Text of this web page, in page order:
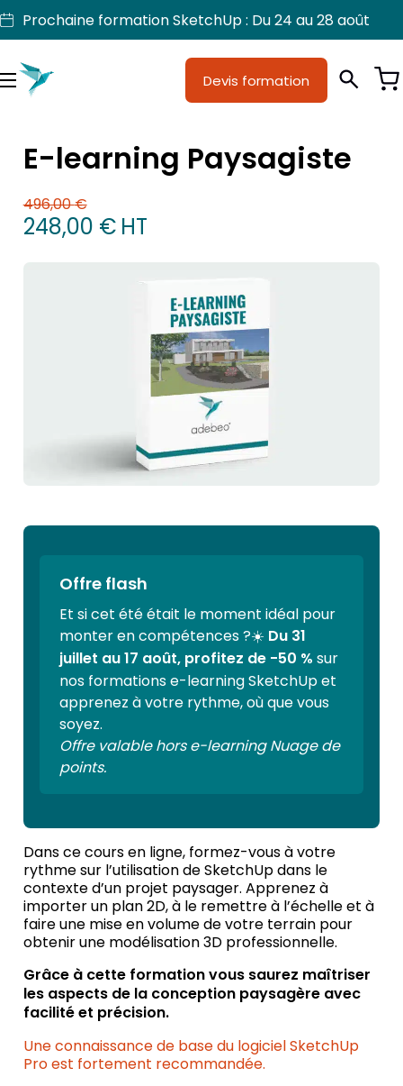
Aller
au
contenu
Prochaine formation SketchUp : Du 24 au 28 août
MenuJe suis
Licences SketchUp
Nos produits
Devis formation
E-learning Paysagiste
496,00€
Le prix initial était : 496,00 €.
248,00 €Le prix actuel est : 248,00 €.
HT
Offre flash
Et si cet été était le moment idéal pour
monter en compétences ?☀️ Du 31
juillet au 17 août, profitez de -50 % sur
nos formations e-learning SketchUp et
apprenez à votre rythme, où que vous
soyez.
Offre valable hors e-learning Nuage de
points.
Dans ce cours en ligne, formez-vous à votre
rythmesur l’utilisation de SketchUp dans le
contexte d’un projet paysager. Apprenez à
importer un plan 2D, à le remettre à l’échelle et à
faire une mise en volume de votre terrain pour
obtenir une modélisation 3D professionnelle.
Grâce à cette formation vous saurez maîtriser
les aspects de la conception paysagère avec
facilité et précision.
Une connaissance de base du logiciel SketchUp
Pro est fortement recommandée.